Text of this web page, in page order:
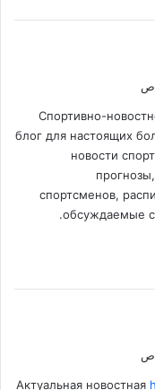
Спортивно-
блог для настоящих
новости
спортсменов,
обсуждаемые
Актуальная новостная